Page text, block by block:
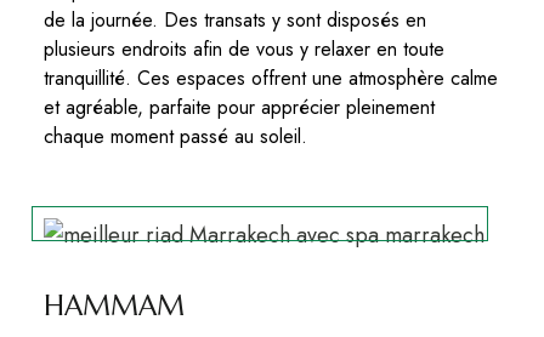
de la journée. Des transats y sont disposés en
plusieurs endroits afin de vous y relaxer en toute
tranquillité. Ces espaces offrent une atmosphère calme
et agréable, parfaite pour apprécier pleinement
chaque moment passé au soleil.
HAMMAM